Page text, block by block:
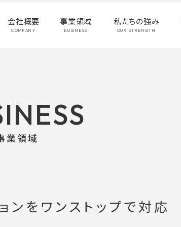
会社概要
COMPANY
事業領域
BUSINESS
私たちの強み
OUR STRENGTH
業領域
ンを ワンストップで対応